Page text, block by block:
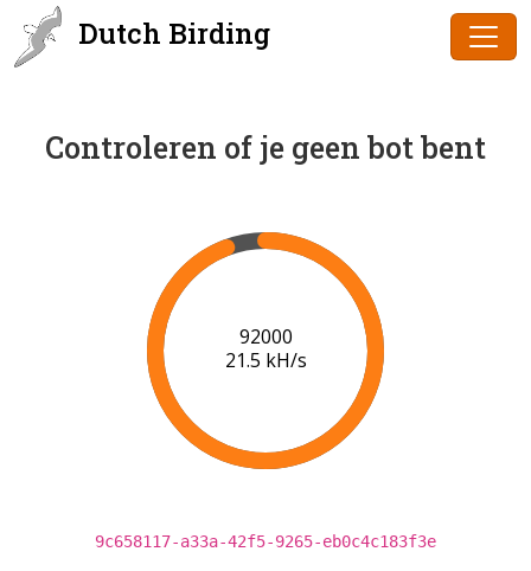
Dutch Birding
Controleren of je geen bot bent
94000
21.6 kH/s
9c658117-a33a-42f5-9265-eb0c4c183f3e